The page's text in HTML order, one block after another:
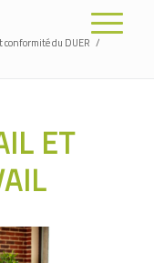
conformité du DUER /
ET